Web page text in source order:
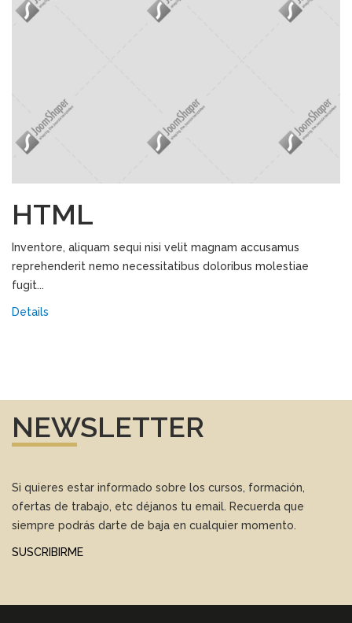
HTML
Inventore, aliquam sequi nisi velit magnam accusamus
reprehenderit nemo necessitatibus doloribus molestiae
fugit...
Details
NEWSLETTER
Si quieres estar informado sobre los cursos, formación,
ofertas de trabajo, etc déjanos tu email. Recuerda que
siempre podrás darte de baja en cualquier momento.
SUSCRIBIRME